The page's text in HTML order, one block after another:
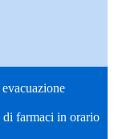
di farmaci in orario